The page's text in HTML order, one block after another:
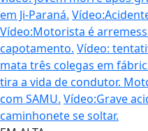
em Ji-Paraná.
Vídeo:Motorista é
capotamento. Vídeo:
mata três colegas em
tira a vida de condutor.
com SAMU. Vídeo:Grave
caminhonete se soltar.